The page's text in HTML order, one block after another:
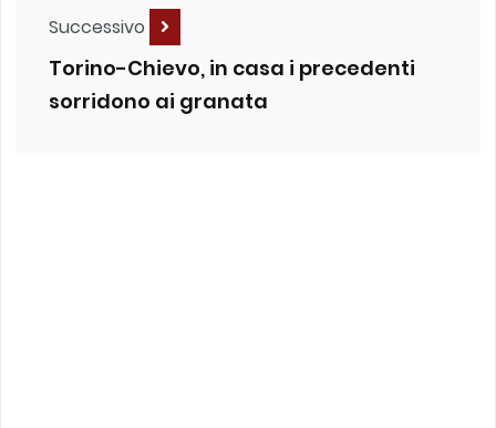
Successivo
Torino-Chievo, in casa i precedenti
sorridono ai granata